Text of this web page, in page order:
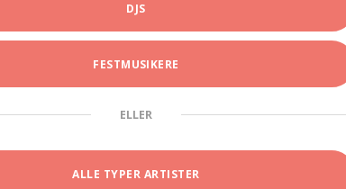
DJS
FESTMUSIKERE
ELLER
ALLE TYPER ARTISTER